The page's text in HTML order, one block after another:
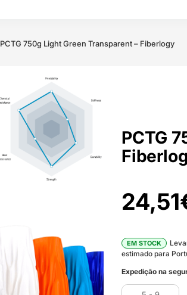
PCTG 750g Light Green Transparent – Fiberlogy
PCTG
24,51
EM STOCK
estimado para
Expedição na